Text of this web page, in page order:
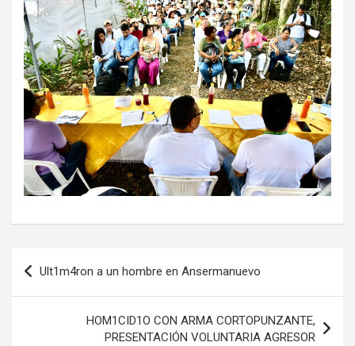
Ult1m4ron a un hombre en Ansermanuevo
HOM1CID1O CON ARMA CORTOPUNZANTE,
PRESENTACIÓN VOLUNTARIA AGRESOR